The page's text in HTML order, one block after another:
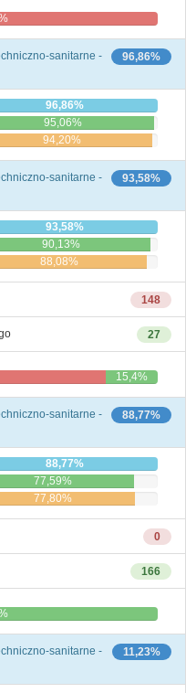
96,86%
sanitarne -
96,86%
95,06%
94,20%
93,58%
sanitarne -
93,58%
90,13%
88,08%
148
27
15,4%
88,77%
sanitarne -
88,77%
77,59%
77,80%
0
166
11,23%
sanitarne -